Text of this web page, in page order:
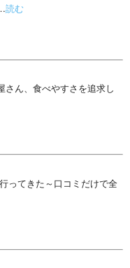
読む
さん、食べやすさを追求し
ってきた～口コミだけで全